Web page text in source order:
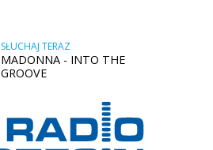
SŁUCHAJ TERAZ
MADONNA - INTO THE
GROOVE